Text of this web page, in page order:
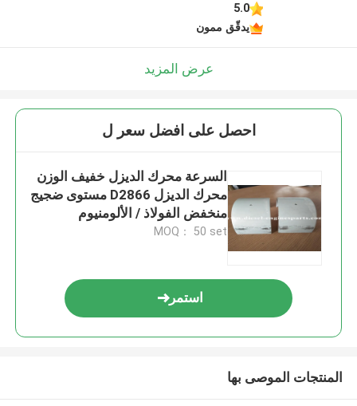
5.0
يدقّق ممون
عرض المزيد
احصل على افضل سعر ل
السرعة محرك الديزل خفيف الوزن
محرك الديزل D2866 مستوى ضجيج
منخفض الفولاذ / الألومنيوم
MOQ： 50 set
استمر
المنتجات الموصى بها